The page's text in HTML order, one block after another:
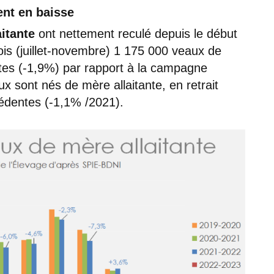
en baisse
ont nettement reculé depuis le début
(juillet-novembre) 1 175 000 veaux de
(-1,9%) par rapport à la campagne
sont nés de mère allaitante, en retrait
(-1,1% /2021).